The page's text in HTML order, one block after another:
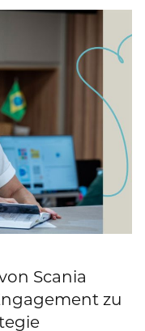
Scania
zu